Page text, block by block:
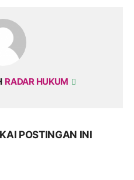
RADAR HUKUM
POSTINGAN INI